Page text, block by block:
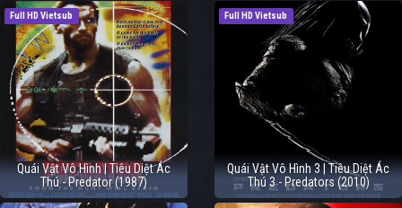
Full HD Vietsub
Quái Vật Vô Hình | Tiêu Diệt Ác
Thú - Predator (1987)
Full HD Vietsub
Quái Vật Vô Hình 3 | Tiêu Diệt Ác
Thú 3 - Predators (2010)